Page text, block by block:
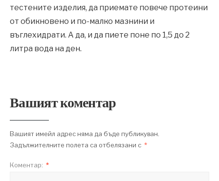
тестените изделия, да приемате повече протеини
от обикновено и по-малко мазнини и
въглехидрати. А да, и да пиете поне по 1,5 до 2
литра вода на ден.
Вашият коментар
Вашият имейл адрес няма да бъде публикуван.
Задължителните полета са отбелязани с *
Коментар: *